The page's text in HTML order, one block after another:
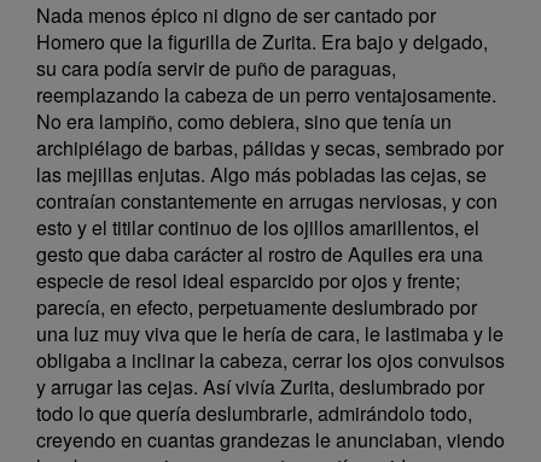
Nada menos épico ni digno de ser cantado por
Homero que la figurilla de Zurita. Era bajo y delgado,
su cara podía servir de puño de paraguas,
reemplazando la cabeza de un perro ventajosamente.
No era lampiño, como debiera, sino que tenía un
archipiélago de barbas, pálidas y secas, sembrado por
las mejillas enjutas. Algo más pobladas las cejas, se
contraían constantemente en arrugas nerviosas, y con
esto y el titilar continuo de los ojillos amarillentos, el
gesto que daba carácter al rostro de Aquiles era una
especie de resol ideal esparcido por ojos y frente;
parecía, en efecto, perpetuamente deslumbrado por
una luz muy viva que le hería de cara, le lastimaba y le
obligaba a inclinar la cabeza, cerrar los ojos convulsos
y arrugar las cejas. Así vivía Zurita, deslumbrado por
todo lo que quería deslumbrarle, admirándolo todo,
creyendo en cuantas grandezas le anunciaban, viendo